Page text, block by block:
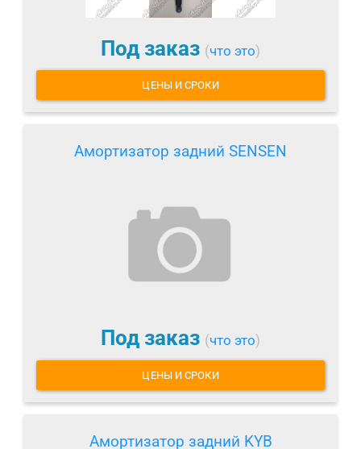
Под заказ (что это)
ЦЕНЫ И СРОКИ
Амортизатор задний SENSEN
Под заказ (что это)
ЦЕНЫ И СРОКИ
Амортизатор задний KYB